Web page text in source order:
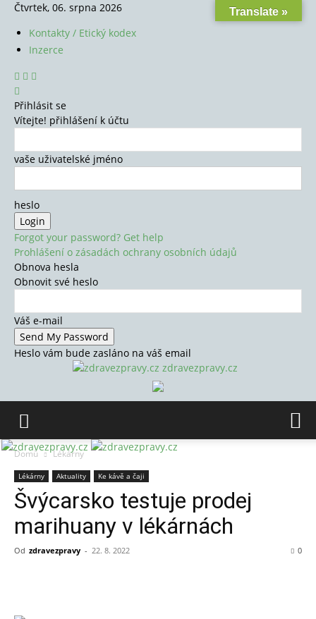
Čtvrtek, 06. srpna 2026
Kontakty / Etický kodex
Inzerce
Přihlásit se
Vítejte! přihlášení k účtu
vaše uživatelské jméno
heslo
Forgot your password? Get help
Prohlášení o zásadách ochrany osobních údajů
Obnova hesla
Obnovit své heslo
Váš e-mail
Heslo vám bude zasláno na váš email
zdravezpravy.cz
Domů Lékárny
Lékárny Aktuality Ke kávě a čaji
Švýcarsko testuje prodej
marihuany v lékárnách
Od zdravezpravy - 22. 8. 2022 0
Translate »